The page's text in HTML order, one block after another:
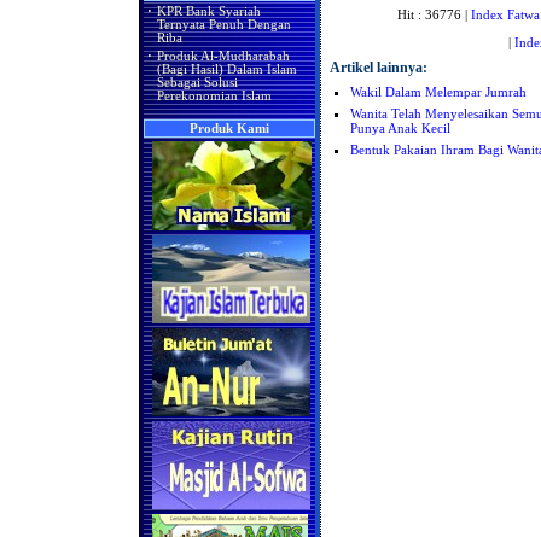
· KPR Bank Syariah
Ternyata Penuh Dengan
Riba
· Produk Al-Mudharabah
(Bagi Hasil) Dalam Islam
Sebagai Solusi
Perekonomian Islam
Produk Kami
Hit : 36776 | Index Fatwa
|
Artikel lainnya:
Wakil Dalam Melempar Jumrah
Wanita Telah Menyelesaikan
Punya Anak Kecil
Bentuk Pakaian Ihram Bagi